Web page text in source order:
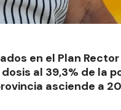
en el Plan
al 39,3% de la
asciende a